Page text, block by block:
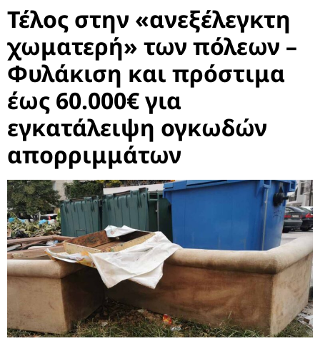
Τέλος στην «ανεξέλεγκτη
χωματερή» των πόλεων –
Φυλάκιση και πρόστιμα
έως 60.000€ για
εγκατάλειψη ογκωδών
απορριμμάτων